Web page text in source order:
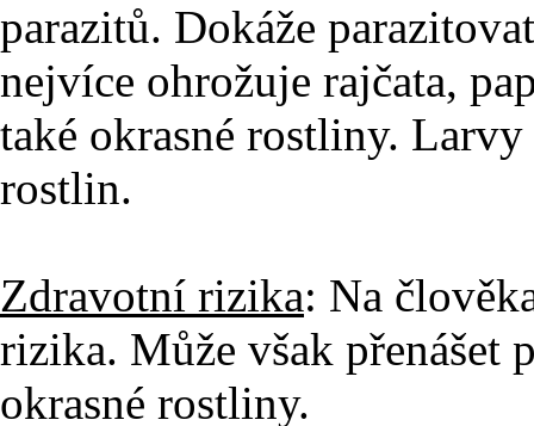
parazitů. Dokáže
nejvíce ohrožuje rajčata,
také okrasné rostliny.
rostlin.
Zdravotní rizika: Na
rizika. Může však přenášet
okrasné rostliny.